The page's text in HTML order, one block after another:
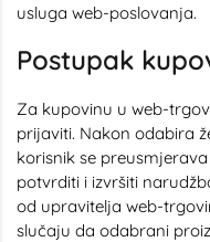
usluga web-poslovanja.
Postupak
Za kupovinu u web-
prijaviti. Nakon odabira
korisnik se
potvrditi i izvršiti
od upravitelja web-
slučaju da odabrani